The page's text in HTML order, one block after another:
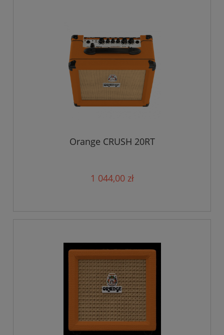
Orange CRUSH 20RT
1 044,00 zł